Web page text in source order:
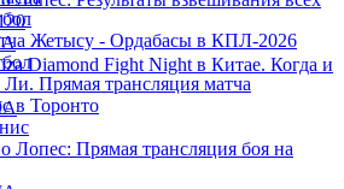
Diamond Fight Night в Китае. Когда и
Жетысу - Ордабасы в КПЛ-2026
Прямая трансляция матча
в Торонто
Лопес: Прямая трансляция боя на